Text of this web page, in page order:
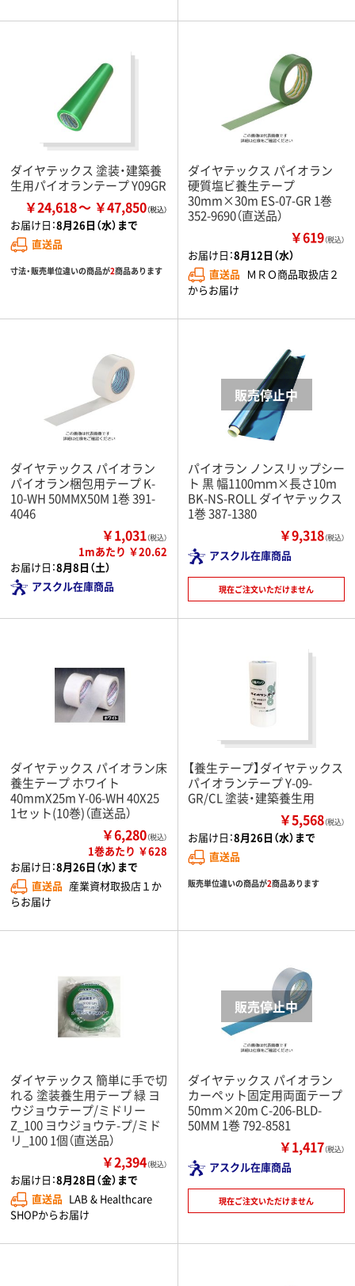
ダイヤテックス 塗装・建築養
生用パイオランテープ Y09GR
￥24,618 ￥47,850
お届け日：8月26日（水）まで
直送品
寸法・販売単位違いの商品が2商品あります
ダイヤテックス パイオラン
硬質塩ビ養生テープ
30mm×30m ES-07-GR 1巻
352-9690（直送品）
￥619（税込）
お届け日：8月12日（水）
直送品 ＭＲＯ商品取扱店２
からお届け
ダイヤテックス パイオラン
パイオラン梱包用テープ K-
10-WH 50MMX50M 1巻 391-
4046
￥1,031（税込）
1mあたり ￥20.62
お届け日：8月8日（土）
アスクル在庫商品
パイオラン ノンスリップシー
ト 黒 幅1100ｍｍ×長さ10m
BK-NS-ROLL ダイヤテックス
1巻 387-1380
￥9,318（税込）
アスクル在庫商品
現在ご注文いただけません
ダイヤテックス パイオラン床
養生テープ ホワイト
40mmX25m Y-06-WH 40X25
1セット(10巻)（直送品）
￥6,280（税込）
1巻あたり ￥628
お届け日：8月26日（水）まで
直送品 産業資材取扱店１か
らお届け
【養生テープ】ダイヤテックス
パイオランテープ Y-09-
GR/CL 塗装・建築養生用
￥5,568（税込）
お届け日：8月26日（水）まで
直送品
販売単位違いの商品が2商品あります
ダイヤテックス 簡単に手で切
れる 塗装養生用テープ 緑 ヨ
ウジョウテープ/ミドリー
Z_100 ヨウジョウテ-プ/ミド
リ_100 1個（直送品）
￥2,394（税込）
お届け日：8月28日（金）まで
直送品 LAB & Healthcare
SHOPからお届け
ダイヤテックス パイオラン
カーペット固定用両面テープ
50mm×20m C-206-BLD-
50MM 1巻 792-8581
￥1,417（税込）
アスクル在庫商品
現在ご注文いただけません